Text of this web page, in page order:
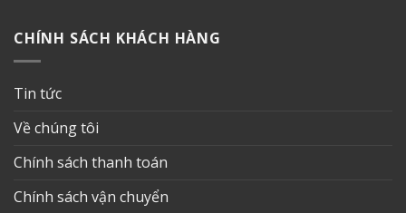
CHÍNH SÁCH KHÁCH HÀNG
Tin tức
Về chúng tôi
Chính sách thanh toán
Chính sách vận chuyển